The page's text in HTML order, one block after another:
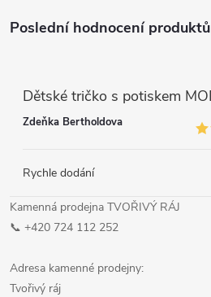
Poslední hodnocení produktů
Zdeňka Bertholdova
Rychle dodání
Kamenná prodejna TVOŘIVÝ RÁJ
📞 +420 724 112 252
Adresa kamenné prodejny:
Tvořivý ráj